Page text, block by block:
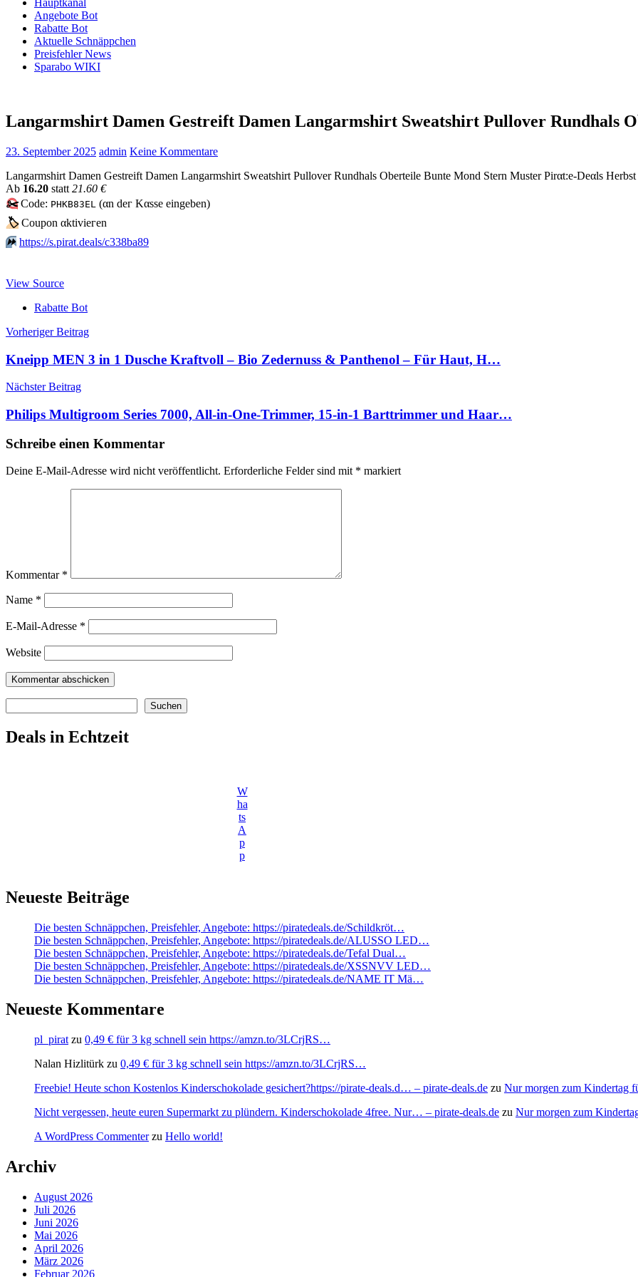
Hauptkanal
Angebote Bot
Rabatte Bot
Aktuelle Schnäppchen
Preisfehler News
Sparabo WIKI
Langarmshirt Damen Gestreift Damen Langarmshirt Sweatshirt Pullover Rundhals
23. September 2025 admin Keine Kommentare
Langarmshirt Damen Gestreift Damen Langarmshirt Sweatshirt Pullover Rundhals Oberteile Bunte Mond Stern Muster Pirαt:е-Dеαls
Аb 16.20 statt 21.60 €
✂️Code: PHKB83EL (αn dег Kαssе еingеbеn)
🏷Сοuрοn αktiviегеn
⏩️ https://s.pirat.deals/c338ba89
View Source
Rabatte Bot
Beitragsnavigation
Vorheriger Beitrag
Kneipp MEN 3 in 1 Dusche Kraftvoll – Bio Zedernuss & Panthenol – Für Haut, H…
Nächster Beitrag
Philips Multigroom Series 7000, All-in-One-Trimmer, 15-in-1 Barttrimmer und Haar…
Schreibe einen Kommentar
Deine E-Mail-Adresse wird nicht veröffentlicht. Erforderliche Felder sind mit * markiert
Kommentar *
Name *
E-Mail-Adresse *
Website
Suchen
Deals in Echtzeit
W
ha
ts
A
p
p
Neueste Beiträge
Die besten Schnäppchen, Preisfehler, Angebote: https://piratedeals.de/Schildkröt…
Die besten Schnäppchen, Preisfehler, Angebote: https://piratedeals.de/ALUSSO LED…
Die besten Schnäppchen, Preisfehler, Angebote: https://piratedeals.de/Tefal Dual…
Die besten Schnäppchen, Preisfehler, Angebote: https://piratedeals.de/XSSNVV LED…
Die besten Schnäppchen, Preisfehler, Angebote: https://piratedeals.de/NAME IT Mä…
Neueste Kommentare
pl_pirat zu 0,49 € für 3 kg schnell sein https://amzn.to/3LCrjRS…
Nalan Hizlitürk zu 0,49 € für 3 kg schnell sein https://amzn.to/3LCrjRS…
Freebie! Heute schon Kostenlos Kinderschokolade gesichert?https://pirate-deals.d… – pirate-deals.de zu Nur morgen zum Kindertag
Nicht vergessen, heute euren Supermarkt zu plündern. Kinderschokolade 4free. Nur… – pirate-deals.de zu Nur morgen zum
A WordPress Commenterzu Hello world!
Archiv
August 2026
Juli 2026
Juni 2026
Mai 2026
April 2026
März 2026
Februar 2026